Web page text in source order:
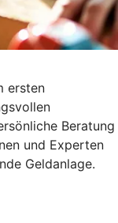
ersten
Beratung
und Experten
Geldanlage.